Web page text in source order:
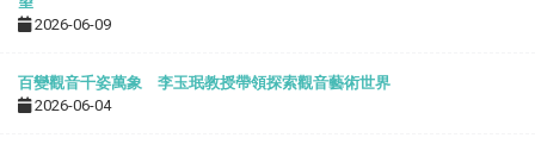
2026-06-09
百變觀音千姿萬象 李玉珉教授帶領探索觀音藝術世界
2026-06-04